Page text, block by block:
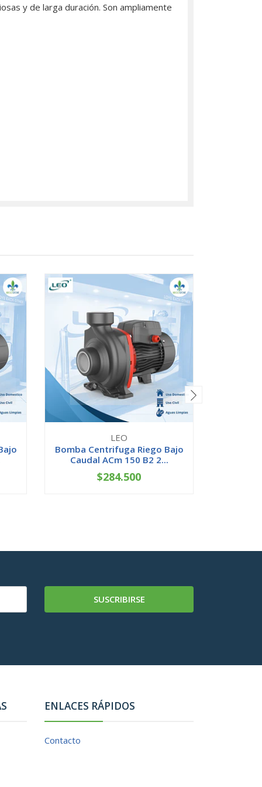
y de larga duración. Son ampliamente
LEO
Bomba Centrifuga Riego Bajo
Caudal ACm 150 B2 2...
+
$284.500
SUSCRIBIRSE
ENLACES RÁPIDOS
Contacto